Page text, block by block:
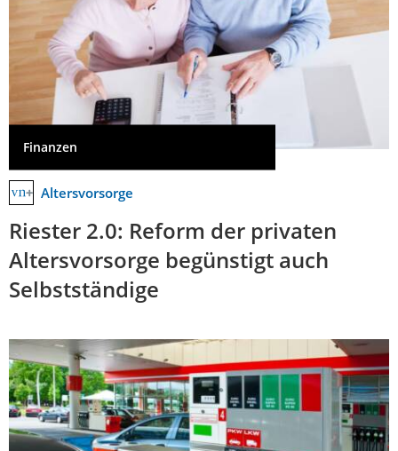
Finanzen
Altersvorsorge
Riester 2.0: Reform der privaten
Altersvorsorge begünstigt auch
Selbstständige